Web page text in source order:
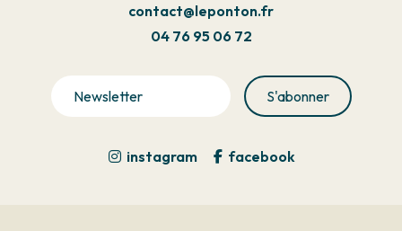
contact@leponton.fr
04 76 95 06 72
instagram facebook